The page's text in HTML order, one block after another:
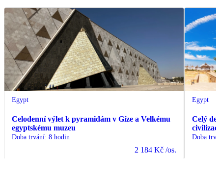
Egypt
Celodenní výlet k pyramidám v Gíze a Velkému
egyptskému muzeu
Doba trvání: 8 hodin
2 184 Kč /os.
Egypt
Celý
Doba